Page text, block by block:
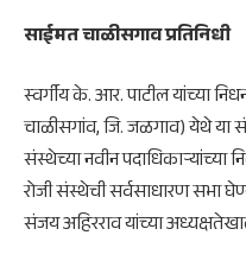
साईमत चाळीसगाव प्रतिनिधी
स्वर्गीय के. आर. पाटील यांच्या
चाळीसगांव, जि. जळगाव) येथे या
संस्थेच्या नवीन पदाधिकाऱ्यांच्या
रोजी संस्थेची सर्वसाधारण सभा
संजय अहिरराव यांच्या